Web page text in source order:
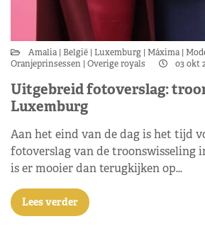
Amalia België Luxemburg Máxima
Oranjeprinsessen Overige royals 03 okt
Uitgebreid fotoverslag:
Luxemburg
Aan het eind van de dag is het tijd
fotoverslag van de troonswisseling
is er mooier dan terugkijken op…
Lees verder